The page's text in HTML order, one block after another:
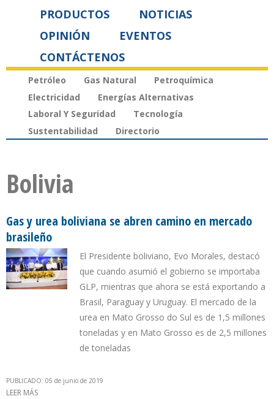
PRODUCTOS
NOTICIAS
OPINIÓN
EVENTOS
CONTÁCTENOS
Petróleo Gas Natural
Petroquímica
Electricidad
Energías Alternativas
Laboral Y Seguridad
Tecnología
Sustentabilidad
Directorio
Bolivia
Gas y urea boliviana se abren camino en mercado
brasileño
El Presidente boliviano, Evo Morales, destacó
que cuando asumió el gobierno se importaba
GLP, mientras que ahora se está exportando a
Brasil, Paraguay y Uruguay. El mercado de la
urea en Mato Grosso do Sul es de 1,5 millones
toneladas y en Mato Grosso es de 2,5 millones
de toneladas
PUBLICADO: 05 de junio de 2019
LEER MÁS